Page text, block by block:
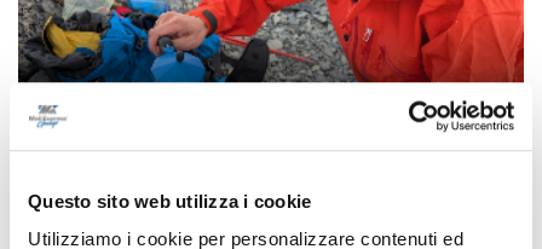
Questo sito web utilizza i cookie
Utilizziamo i cookie per personalizzare contenuti ed
Ritrovati in Nepal i corpi di 5 alpinisti morti,